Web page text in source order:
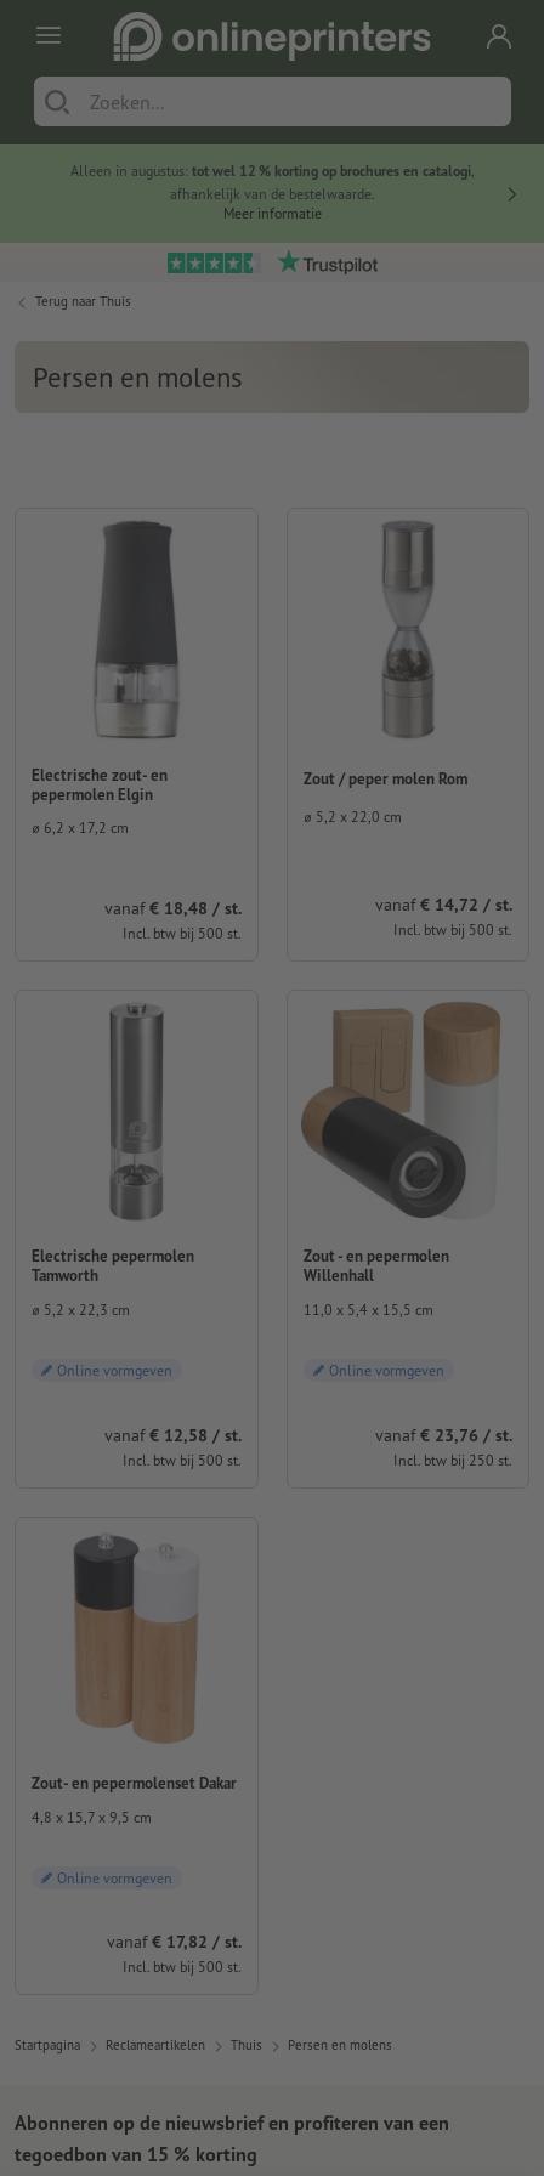
Alleen in augustus: tot wel 12 % korting op brochures en catalogi,
afhankelijk van de bestelwaarde.
Meer informatie
Terug naar Thuis
Persen en molens
Electrische zout- en
pepermolen Elgin
⌀ 6,2 x 17,2 cm
vanaf€ 18,48 / st.
Incl. btw bij 500 st.
Zout / peper molen Rom
⌀ 5,2 x 22,0 cm
vanaf€ 14,72 / st.
Incl. btw bij 500 st.
Electrische pepermolen
Tamworth
⌀ 5,2 x 22,3 cm
Online vormgeven
vanaf€ 12,58 / st.
Incl. btw bij 500 st.
Zout - en pepermolen
Willenhall
11,0 x 5,4 x 15,5 cm
Online vormgeven
vanaf€ 23,76 / st.
Incl. btw bij 250 st.
Zout- en pepermolenset Dakar
4,8 x 15,7 x 9,5 cm
Online vormgeven
vanaf€ 17,82 / st.
Incl. btw bij 500 st.
Startpagina Reclameartikelen Thuis Persen en molens
Abonneren op de nieuwsbrief en profiteren van een
tegoedbon van 15 % korting